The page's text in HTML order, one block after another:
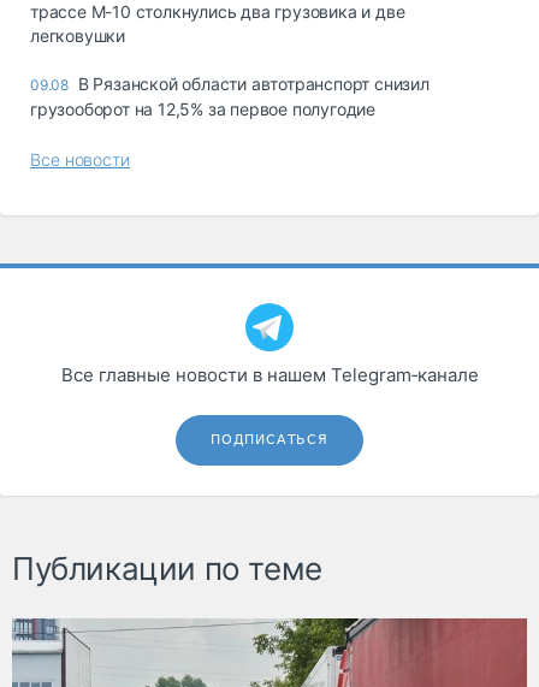
трассе М-10 столкнулись два грузовика и две
легковушки
09.08 В Рязанской области автотранспорт снизил
грузооборот на 12,5% за первое полугодие
Все новости
Все главные новости в нашем Telegram‑канале
ПОДПИСАТЬСЯ
Публикации по теме